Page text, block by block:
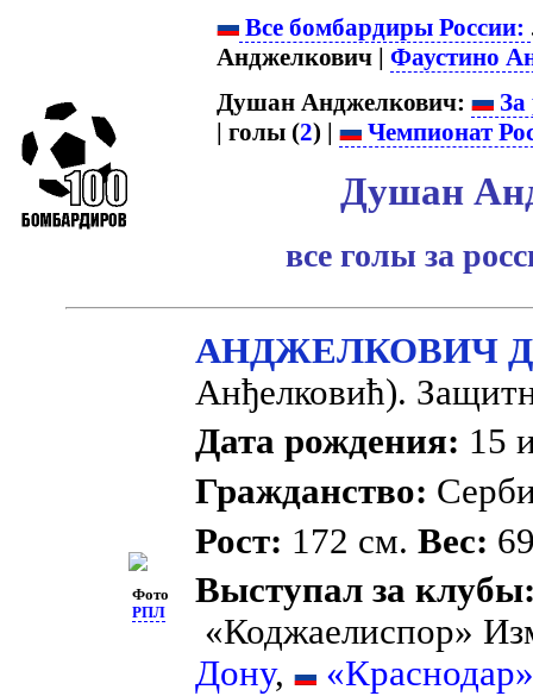
Все бомбардиры России:
Анджелкович | Фаустино
Душан Анджелкович:
| голы (2) | Чемпионат
Душан
все голы за
Фото
РПЛ
АНДЖЕЛКОВИЧ
Анђелковић).
Дата рождения: 15
Гражданство:
Рост: 172 см.Вес:
Выступал за
«Коджаелиспор»
Дону,